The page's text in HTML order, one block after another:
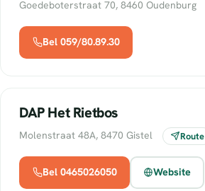
Goedeboterstraat 70, 8460 Oudenburg
Bel 059/80.89.30
DAP Het Rietbos
Molenstraat 48A, 8470 Gistel Route
Bel 0465026050 Website